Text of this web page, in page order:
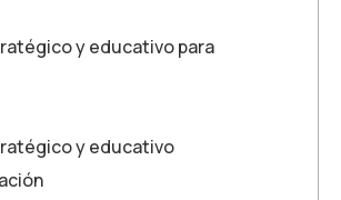
y educativo para
y educativo